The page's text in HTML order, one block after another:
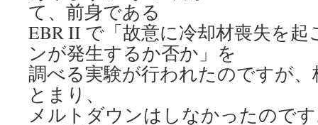
て、前身である
EBR II で「故意に冷却材喪失を
ンが発生するか否か」を
調べる実験が行われたのですが
とまり、
メルトダウンはしなかったので